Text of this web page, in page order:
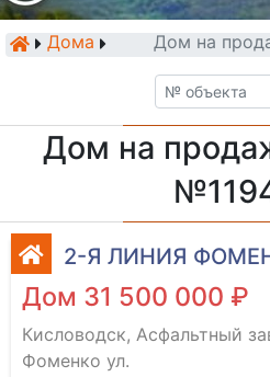
Дома Дом на
Дом на
2-Я ЛИНИЯ
Дом 31 500 000 ₽
Кисловодск, Асфальтный
Фоменко ул.